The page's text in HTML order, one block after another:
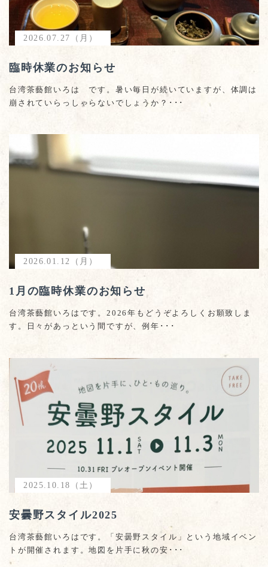
2026.07.27（月）
臨時休業のお知らせ
台湾茶藝館いろは です。暑い毎日が続いていますが、体調は
崩されていらっしゃらないでしょうか？･･･
2026.01.12（月）
1月の臨時休業のお知らせ
台湾茶藝館いろはです。2026年もどうぞよろしくお願致しま
す。日々があっという間ですが、例年･･･
2025.10.18（土）
安曇野スタイル2025
台湾茶藝館いろはです。「安曇野スタイル」という地域イベン
トが開催されます。地図を片手に秋の安･･･